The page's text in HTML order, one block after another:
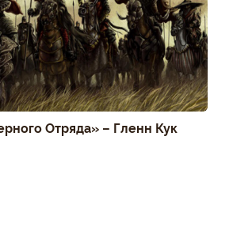
Отряда» – Гленн Кук